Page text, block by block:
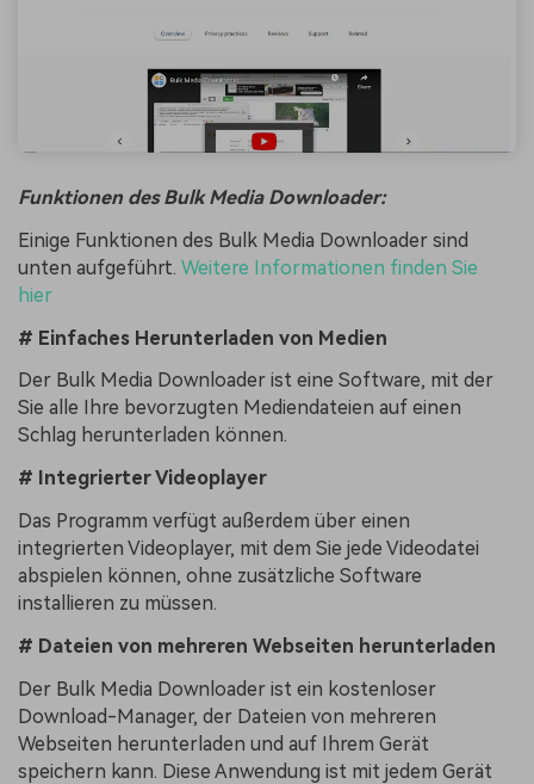
Funktionen des Bulk Media Downloader:
Einige Funktionen des Bulk Media Downloader sind
unten aufgeführt. Weitere Informationen finden Sie
hier
# Einfaches Herunterladen von Medien
Der Bulk Media Downloader ist eine Software, mit der
Sie alle Ihre bevorzugten Mediendateien auf einen
Schlag herunterladen können.
# Integrierter Videoplayer
Das Programm verfügt außerdem über einen
integrierten Videoplayer, mit dem Sie jede Videodatei
abspielen können, ohne zusätzliche Software
installieren zu müssen.
# Dateien von mehreren Webseiten herunterladen
Der Bulk Media Downloader ist ein kostenloser
Download-Manager, der Dateien von mehreren
Webseiten herunterladen und auf Ihrem Gerät
speichern kann. Diese Anwendung ist mit jedem Gerät